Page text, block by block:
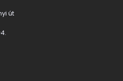
út